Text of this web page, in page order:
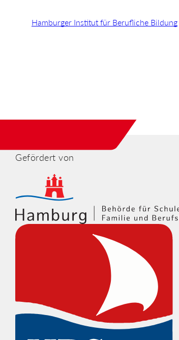
Hamburger Institut für Berufliche Bildung
Gefördert von